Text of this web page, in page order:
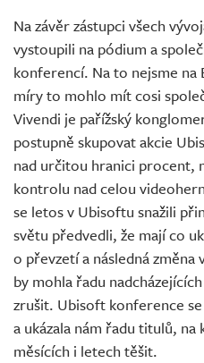
Na závěr zástupci všech
vystoupili na pódium a
konferencí. Na to nejsme na
míry to mohlo mít cosi
Vivendi je pařížský
postupně skupovat akcie
nad určitou hranici procent,
kontrolu nad celou
se letos v Ubisoftu snažili
světu předvedli, že mají co
o převzetí a následná
by mohla řadu
zrušit. Ubisoft konference
a ukázala nám řadu titulů,
měsících i letech těšit.